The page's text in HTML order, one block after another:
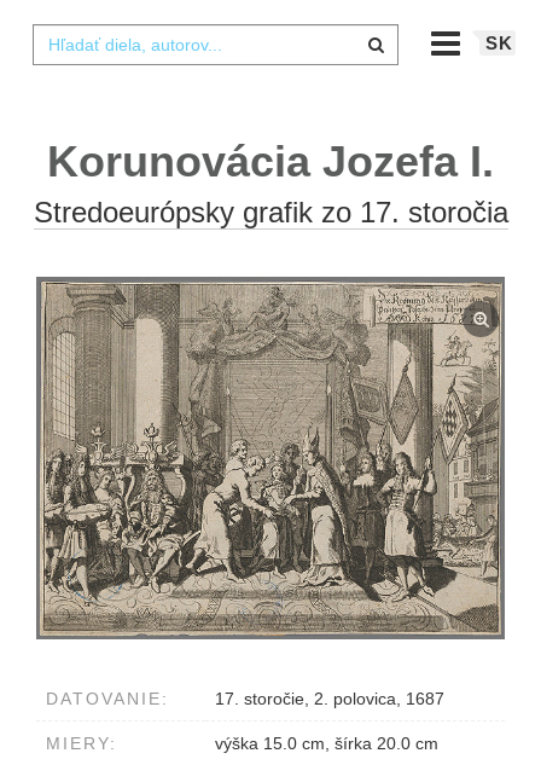
SK
Korunovácia Jozefa I.
Stredoeurópsky grafik zo 17. storočia
DATOVANIE: 17. storočie, 2. polovica, 1687
MIERY: výška 15.0 cm, šírka 20.0 cm